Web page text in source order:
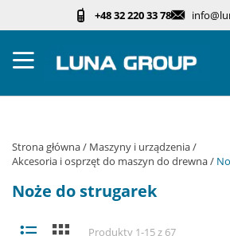
+48 32 220 33 78
Strona główna
Maszyny i urządzenia
Akcesoria i osprzęt do maszyn do drewna
Noże do strugarek
Zobacz
Lista KafelkiProdukty 1-15z 67